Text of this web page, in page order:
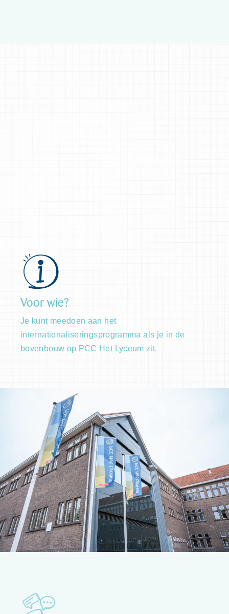
Voor wie?
Je kunt meedoen aan het
internationaliseringsprogramma als je in de
bovenbouw op PCC Het Lyceum zit.